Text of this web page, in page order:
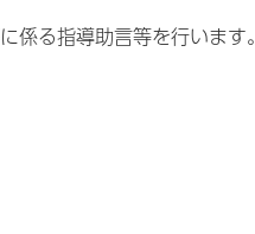
る指導助言等を行います。